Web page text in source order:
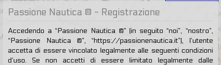
Passione Nautica ® - Registrazione
Accedendo a “Passione Nautica ®” (in seguito “noi”, “nostro”,
“Passione Nautica ®”, “https://passionenautica.it”), l’utente
accetta di essere vincolato legalmente alle seguenti condizioni
d’uso. Se non accetti di essere limitato legalmente dalle